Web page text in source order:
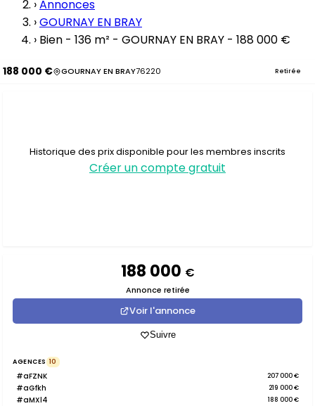
›Annonces
›GOURNAY EN BRAY
› Bien - 136 m² - GOURNAY EN BRAY - 188 000 €
188 000 € GOURNAY EN BRAY76220 Retirée
Historique des prix disponible pour les membres inscrits
Créer un compte gratuit
188 000 €
Annonce retirée
Voir l'annonce
Suivre
AGENCES 10
#aFZNK 207 000 €
#aGfkh 219 000 €
#aMXl4 188 000 €